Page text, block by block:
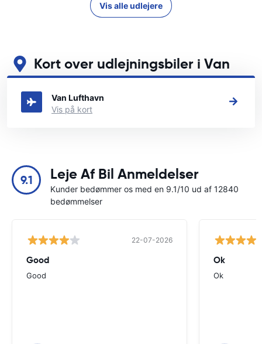
Vis alle udlejere
Kort over udlejningsbiler i Van
Se vores vigtigste biludlejningssteder i Van
Van Lufthavn
Vis på kort
9.1 Leje Af Bil Anmeldelser
Kunder bedømmer os med en 9.1/10 ud af 12840
bedømmelser
22-07-2026
Good
Good
Ok
Ok